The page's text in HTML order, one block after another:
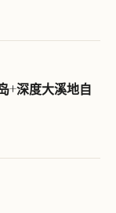
+深度大溪地自